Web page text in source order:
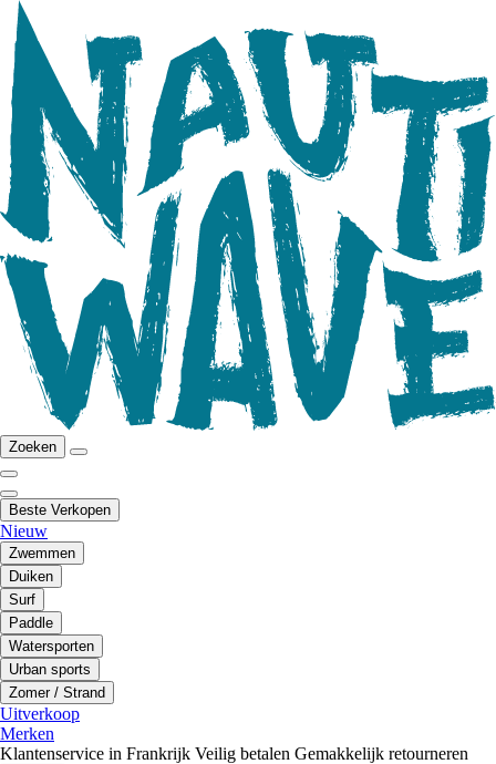
Zoeken
Beste Verkopen
Nieuw
Zwemmen
Duiken
Surf
Paddle
Watersporten
Urban sports
Zomer / Strand
Uitverkoop
Merken
Klantenservice in Frankrijk Veilig betalen Gemakkelijk retourneren